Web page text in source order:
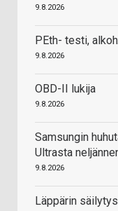
9.8.2026
PEth- testi,
9.8.2026
OBD-II lukija
9.8.2026
Samsungin
Ultrasta
9.8.2026
Läppärin